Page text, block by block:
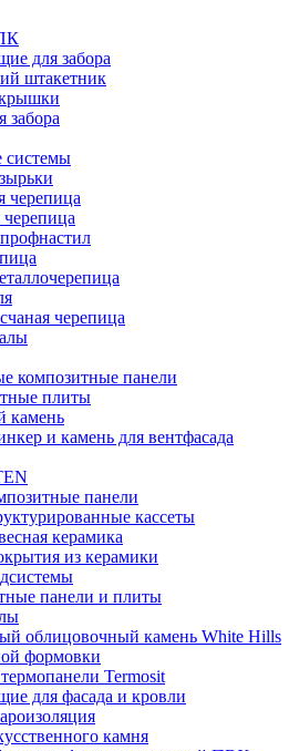
для забора
штакетник
забора
системы
черепица
черепица
композитные панели
плиты
камень
и камень для вентфасада
панели
кассеты
керамика
из керамики
панели и плиты
облицовочный камень White Hills
формовки
Termosit
для фасада и кровли
камня